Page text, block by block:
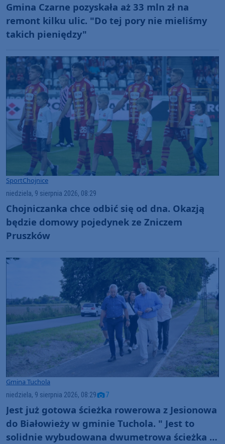
Gmina Czarne pozyskała aż 33 mln zł na
remont kilku ulic. "Do tej pory nie mieliśmy
takich pieniędzy"
SportChojnice
niedziela, 9 sierpnia 2026, 08:29
Chojniczanka chce odbić się od dna. Okazją
będzie domowy pojedynek ze Zniczem
Pruszków
Gmina Tuchola
niedziela, 9 sierpnia 2026, 08:29 7
Jest już gotowa ścieżka rowerowa z Jesionowa
do Białowieży w gminie Tuchola. " Jest to
solidnie wybudowana dwumetrowa ścieżka o